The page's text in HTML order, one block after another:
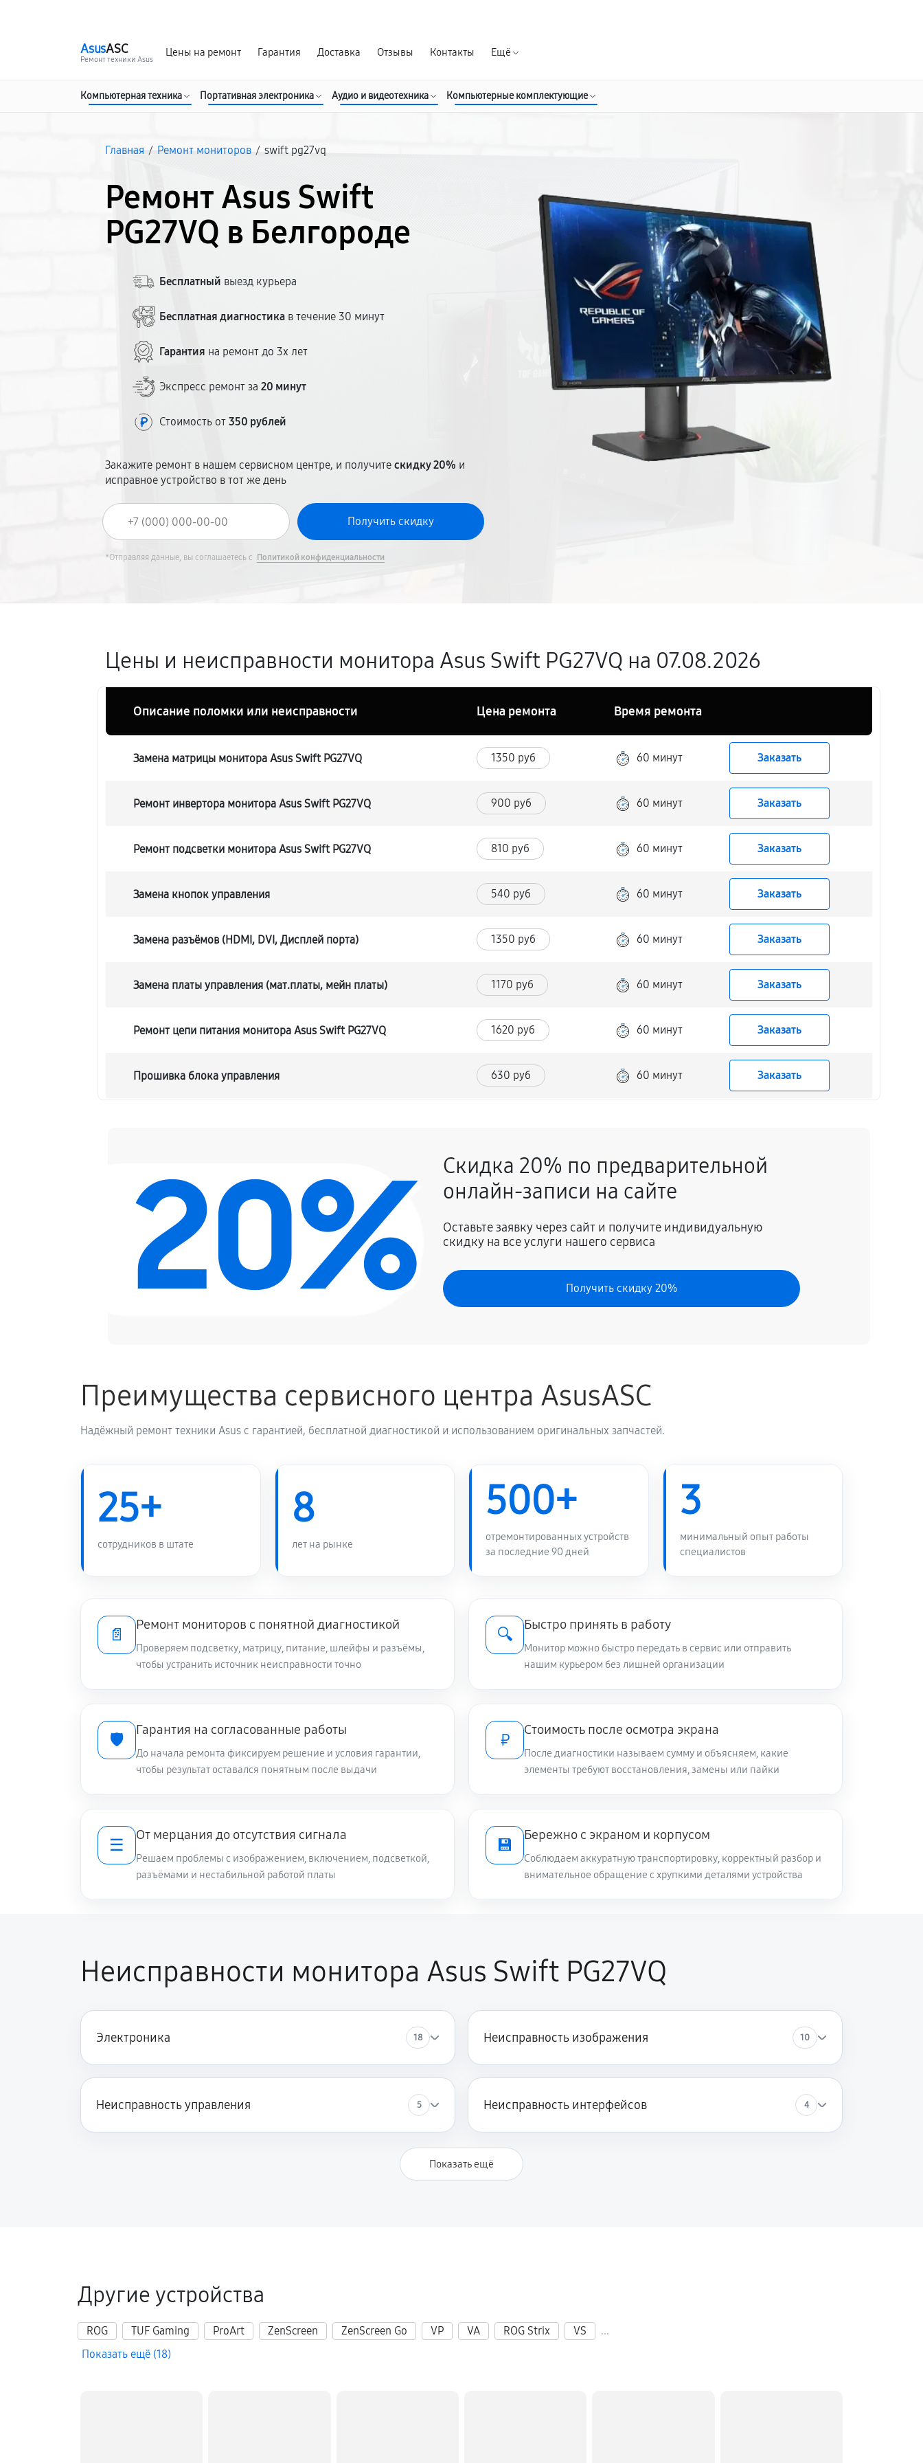
AsusASC
Ремонт техники Asus
Цены на ремонт Гарантия Доставка Отзывы Контакты Ещё
Компьютерная техника Портативная электроника Аудио и видеотехника Компьютерные комплектующие
Главная / Ремонт мониторов / swift pg27vq
Ремонт Asus Swift
PG27VQ в Белгороде
Бесплатный выезд курьера
Бесплатная диагностика в течение 30 минут
Гарантия на ремонт до 3х лет
Экспресс ремонт за20 минут
Стоимость от350 рублей
Закажите ремонт в нашем сервисном центре, и получитескидку 20% и
исправное устройство в тот же день
*Отправляя данные, вы соглашаетесь с Политикой конфиденциальности
Цены и неисправности монитора Asus Swift PG27VQ на 07.08.2026
Описание поломки или неисправности Цена ремонта Время ремонта
Замена матрицы монитора Asus Swift PG27VQ 1350 руб 60 минут Заказать
Ремонт инвертора монитора Asus Swift PG27VQ 900 руб 60 минут Заказать
Ремонт подсветки монитора Asus Swift PG27VQ 810 руб 60 минут Заказать
Замена кнопок управления 540 руб 60 минут Заказать
Замена разъёмов (HDMI, DVI, Дисплей порта) 1350 руб 60 минут Заказать
Замена платы управления (мат.платы, мейн платы) 1170 руб 60 минут Заказать
Ремонт цепи питания монитора Asus Swift PG27VQ 1620 руб 60 минут Заказать
Прошивка блока управления 630 руб 60 минут Заказать
630 руб 60 минут Заказать
Замена блока питания
Замена электронных компонентов
20%
Скидка 20% по предварительной
онлайн-записи на сайте
Оставьте заявку через сайт и получите индивидуальную
скидку на все услуги нашего сервиса
Получить скидку 20%
Преимущества сервисного центра AsusASC
Надёжный ремонт техники Asus с гарантией, бесплатной диагностикой и использованием оригинальных запчастей.
25+
сотрудников в штате
8
лет на рынке
500+
отремонтированных устройств
за последние 90 дней
3
минимальный опыт работы
специалистов
📄
Ремонт мониторов с понятной диагностикой
Проверяем подсветку, матрицу, питание, шлейфы и разъёмы,
чтобы устранить источник неисправности точно
🔍
Быстро принять в работу
Монитор можно быстро передать в сервис или отправить
нашим курьером без лишней организации
🛡️
Гарантия на согласованные работы
До начала ремонта фиксируем решение и условия гарантии,
чтобы результат оставался понятным после выдачи
₽
Стоимость после осмотра экрана
После диагностики называем сумму и объясняем, какие
элементы требуют восстановления, замены или пайки
☰
От мерцания до отсутствия сигнала
Решаем проблемы с изображением, включением, подсветкой,
разъёмами и нестабильной работой платы
💾
Бережно с экраном и корпусом
Соблюдаем аккуратную транспортировку, корректный разбор и
внимательное обращение с хрупкими деталями устройства
Неисправности монитора Asus Swift PG27VQ
Электроника 18 Неисправность изображения 10
Неисправность управления 5 Неисправность интерфейсов 4
Показать ещё
Другие устройства
ROG TUF Gaming ProArt ZenScreen ZenScreen Go VP VA ROG Strix VS
...
Показать ещё (18)